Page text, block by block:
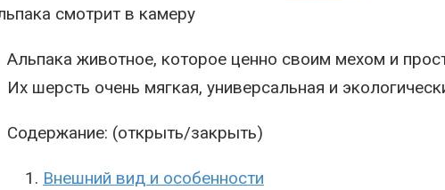
Альпака животное, которое ценно своим мехом и
Их шерсть очень мягкая, универсальная и
Содержание: (открыть/закрыть)
Внешний вид и особенности